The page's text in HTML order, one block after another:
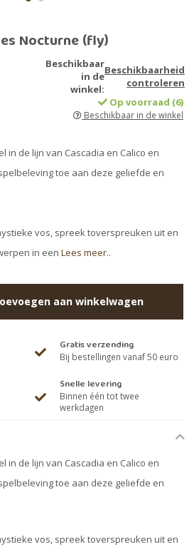
Nocturne (fly)
Beschikbaar
in de
winkel:
Beschikbaarheid
controleren
Op voorraad (6)
Beschikbaar in de winkel
in de lijn van Cascadia en Calico en
toe aan deze geliefde en
vos, spreek toverspreuken uit en
in een Lees meer..
aan winkelwagen
Gratis verzending
Bij bestellingen vanaf 50 euro
Snelle levering
Binnen één tot twee
werkdagen
in de lijn van Cascadia en Calico en
toe aan deze geliefde en
vos, spreek toverspreuken uit en